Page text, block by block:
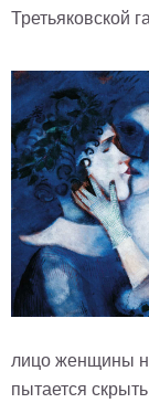
Третьяковской
лицо женщины
пытается